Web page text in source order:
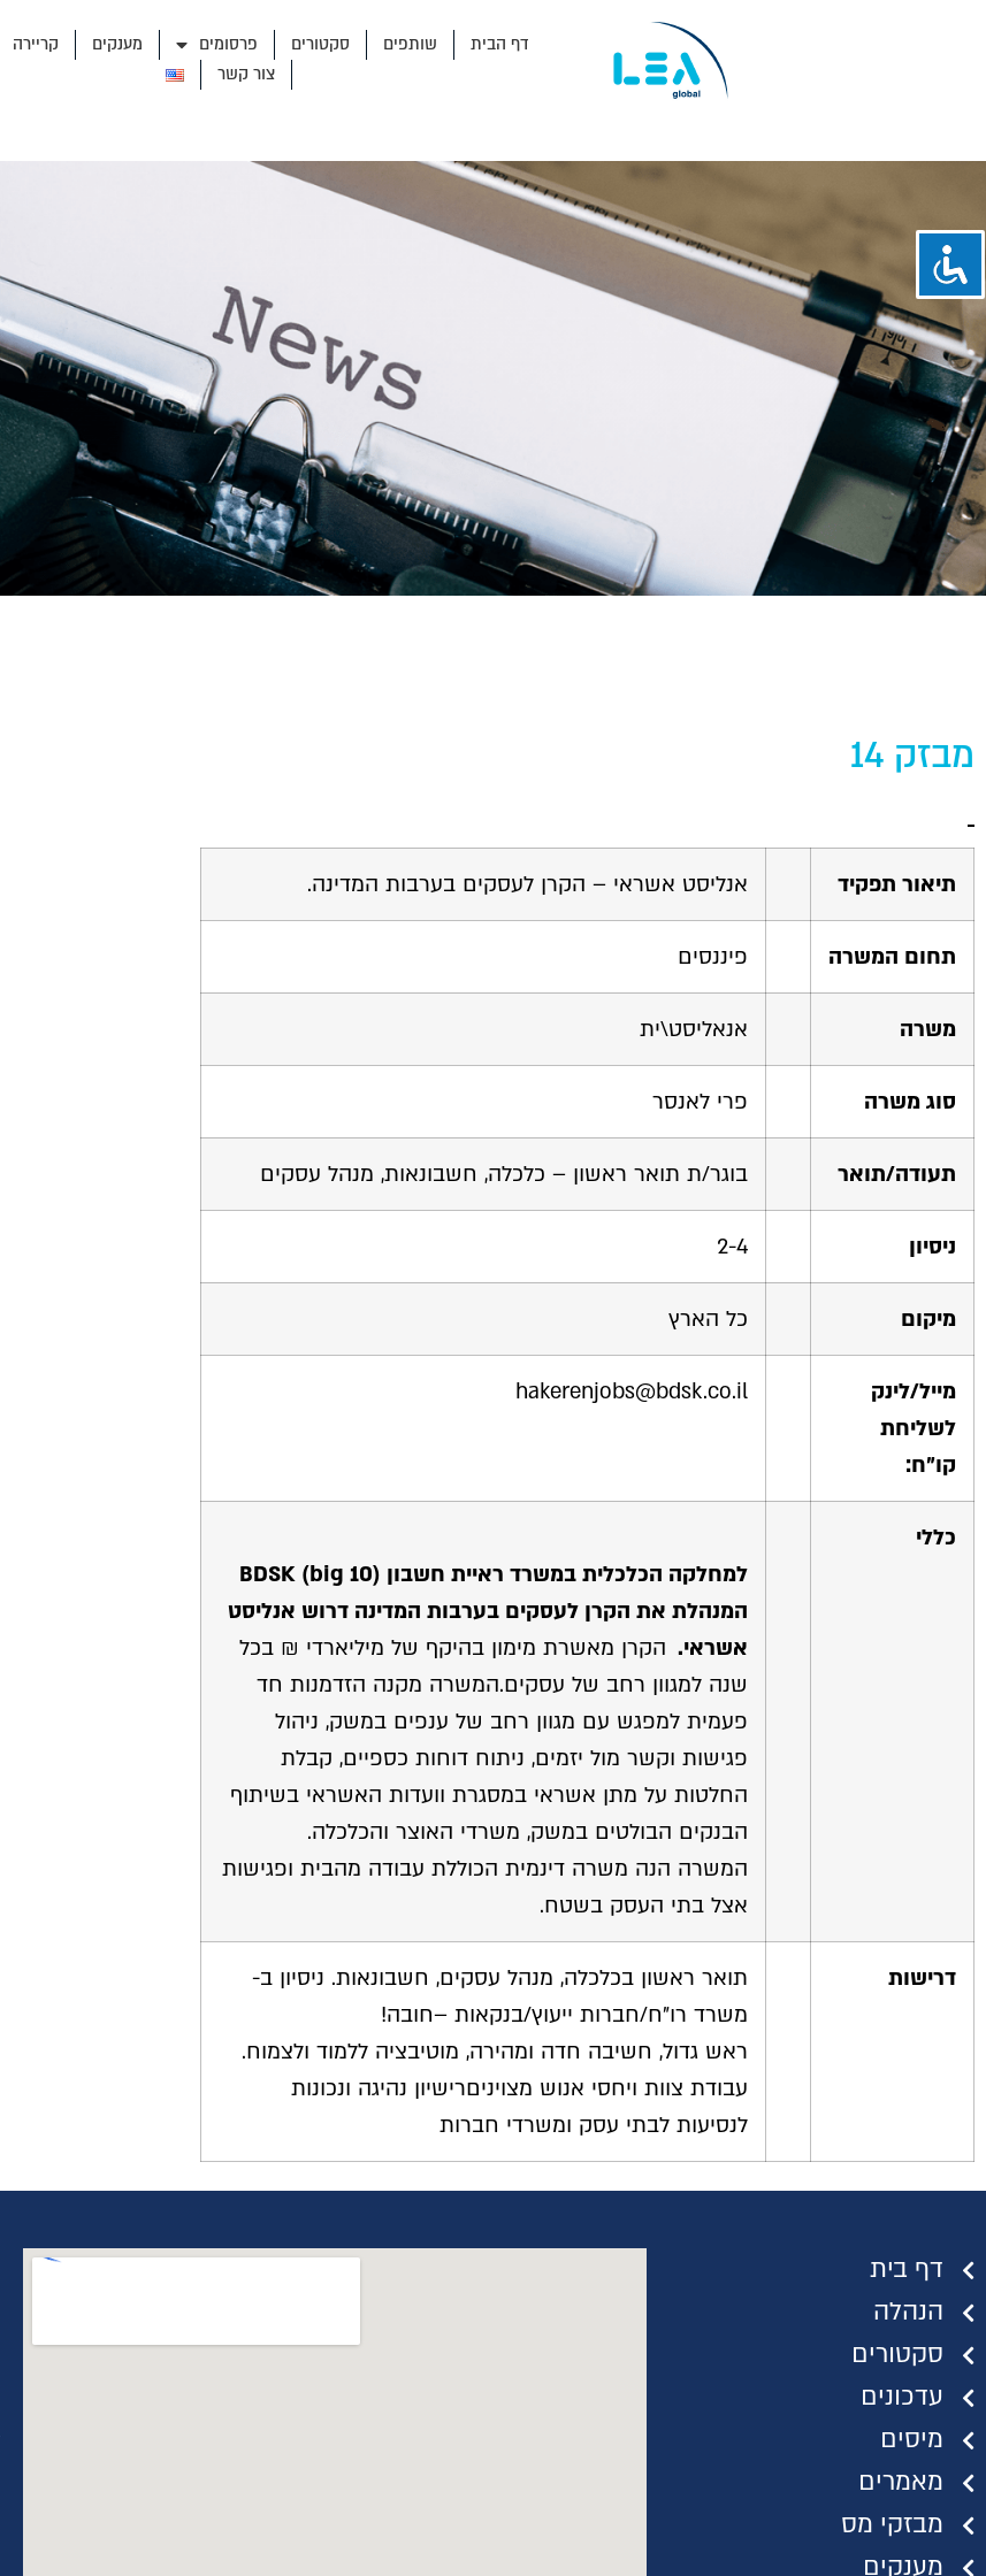
דף הבית שותפים סקטורים פרסומים מענקים קריירה
צור קשר
מבזק 14
תיאור תפקיד אנליסט אשראי – הקרן לעסקים בערבות המדינה.
תחום המשרה פיננסים
משרה אנאליסט\ית
סוג משרה פרי לאנסר
תעודה/תואר בוגר/ת תואר ראשון – כלכלה, חשבונאות, מנהל עסקים
ניסיון 2-4
מיקום כל הארץ
מייל/לינק
לשליחת
קו"ח:
hakerenjobs@bdsk.co.il
כללי
למחלקה הכלכלית במשרד ראיית חשבון
BDSK (big 10)
המנהלת את הקרן לעסקים בערבות המדינה דרוש אנליסט
אשראי. הקרן מאשרת מימון בהיקף של מיליארדי ₪ בכל
שנה למגוון רחב של עסקים.המשרה מקנה הזדמנות חד
פעמית למפגש עם מגוון רחב של ענפים במשק, ניהול
פגישות וקשר מול יזמים, ניתוח דוחות כספיים, קבלת
החלטות על מתן אשראי במסגרת וועדות האשראי בשיתוף
הבנקים הבולטים במשק, משרדי האוצר והכלכלה.
המשרה הנה משרה דינמית הכוללת עבודה מהבית ופגישות
אצל בתי העסק בשטח.
דרישות
תואר ראשון בכלכלה, מנהל עסקים, חשבונאות. ניסיון ב-
משרד רו"ח/חברות ייעוץ/בנקאות –חובה!
ראש גדול, חשיבה חדה ומהירה, מוטיבציה ללמוד ולצמוח.
עבודת צוות ויחסי אנוש מצויניםרישיון נהיגה ונכונות
לנסיעות לבתי עסק ומשרדי חברות
דף בית
הנהלה
סקטורים
עדכונים
מיסים
מאמרים
מבזקי מס
מענקים